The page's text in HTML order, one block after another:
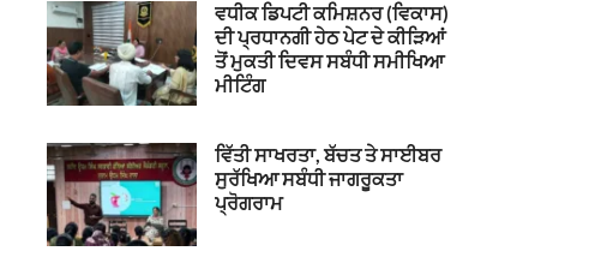
ਵਧੀਕ ਡਿਪਟੀ ਕਮਿਸ਼ਨਰ (ਵਿਕਾਸ)
ਦੀ ਪ੍ਰਧਾਨਗੀ ਹੇਠ ਪੇਟ ਦੇ ਕੀੜਿਆਂ
ਤੋਂ ਮੁਕਤੀ ਦਿਵਸ ਸਬੰਧੀ ਸਮੀਖਿਆ
ਮੀਟਿੰਗ
ਵਿੱਤੀ ਸਾਖਰਤਾ, ਬੱਚਤ ਤੇ ਸਾਈਬਰ
ਸੁਰੱਖਿਆ ਸਬੰਧੀ ਜਾਗਰੂਕਤਾ
ਪ੍ਰੋਗਰਾਮ